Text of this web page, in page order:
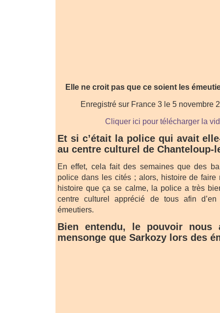
Elle ne croit pas que ce soient les
Enregistré sur France 3 le 5 novembre
Cliquer ici pour télécharger la
Et si c’était la police qui avait
au centre culturel de Chanteloup-
En effet, cela fait des semaines que des
police dans les cités ; alors, histoire de faire
histoire que ça se calme, la police a très
centre culturel apprécié de tous afin
émeutiers.
Bien entendu, le pouvoir
mensonge que Sarkozy lors des